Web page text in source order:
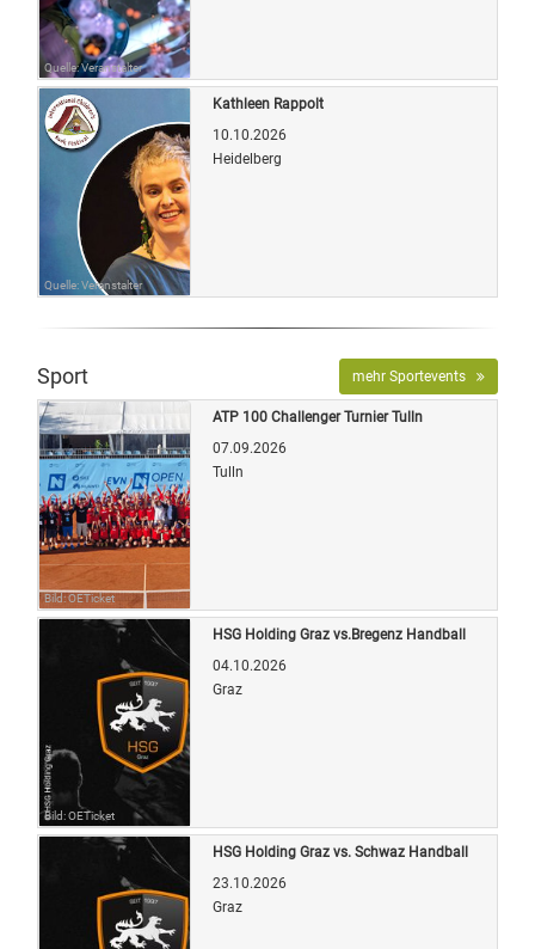
Quelle: Veranstalter
Quelle: Veranstalter
Kathleen Rappolt
10.10.2026
Heidelberg
Sport mehr Sportevents
Bild: OETicket
ATP 100 Challenger Turnier Tulln
07.09.2026
Tulln
Bild: OETicket
HSG Holding Graz vs.Bregenz Handball
04.10.2026
Graz
HSG Holding Graz vs. Schwaz Handball
23.10.2026
Graz